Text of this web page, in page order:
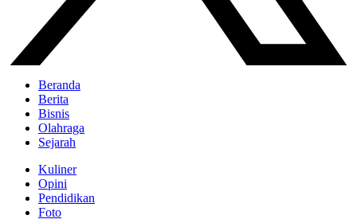
Beranda
Berita
Bisnis
Olahraga
Sejarah
Kuliner
Opini
Pendidikan
Foto